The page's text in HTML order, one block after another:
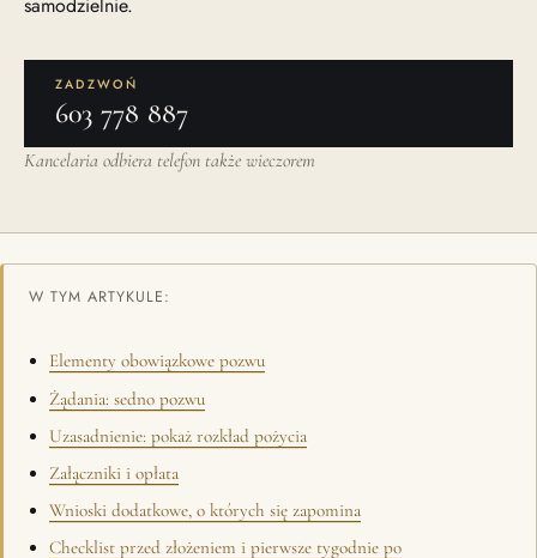
samodzielnie.
ZADZWOŃ
603 778 887
Kancelaria odbiera telefon także wieczorem
W TYM ARTYKULE:
Elementy obowiązkowe pozwu
Żądania: sedno pozwu
Uzasadnienie: pokaż rozkład pożycia
Załączniki i opłata
Wnioski dodatkowe, o których się zapomina
Checklist przed złożeniem i pierwsze tygodnie po